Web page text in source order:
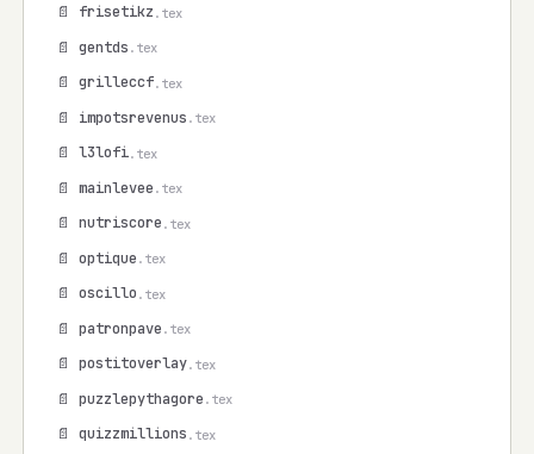
📄 frisetikz .tex
📄 gentds .tex
📄 grilleccf.tex
📄 impotsrevenus .tex
📄 l3lofi.tex
📄 mainlevee .tex
📄 nutriscore .tex
📄 optique .tex
📄 oscillo .tex
📄 patronpave .tex
📄 postitoverlay.tex
📄 puzzlepythagore .tex
📄 quizzmillions .tex